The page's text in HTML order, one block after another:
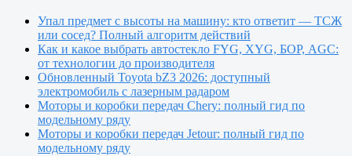
Упал предмет с высоты на машину: кто ответит — ТСЖ
или сосед? Полный алгоритм действий
Как и какое выбрать автостекло FYG, XYG, БОР, AGC:
от технологии до производителя
Обновленный Toyota bZ3 2026: доступный
электромобиль с лазерным радаром
Моторы и коробки передач Chery: полный гид по
модельному ряду
Моторы и коробки передач Jetour: полный гид по
модельному ряду